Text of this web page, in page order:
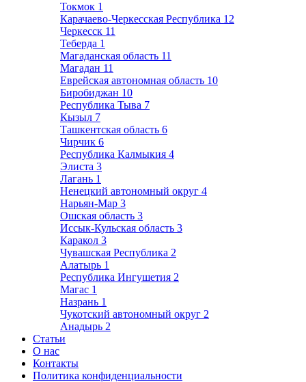
Токмок 1
Карачаево-Черкесская Республика 12
Черкесск 11
Теберда 1
Магаданская область 11
Магадан 11
Еврейская автономная область 10
Биробиджан 10
Республика Тыва 7
Кызыл 7
Ташкентская область 6
Чирчик 6
Республика Калмыкия 4
Элиста 3
Лагань 1
Ненецкий автономный округ 4
Нарьян-Мар 3
Ошская область 3
Иссык-Кульская область 3
Каракол 3
Чувашская Республика 2
Алатырь 1
Республика Ингушетия 2
Магас 1
Назрань 1
Чукотский автономный округ 2
Анадырь 2
Статьи
О нас
Контакты
Политика конфиденциальности